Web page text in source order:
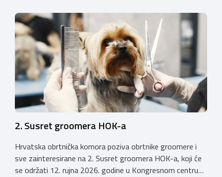
2. Susret groomera HOK-a
Hrvatska obrtnička komora poziva obrtnike groomere i
sve zainteresirane na 2. Susret groomera HOK-a, koji će
se održati 12. rujna 2026. godine u Kongresnom centru